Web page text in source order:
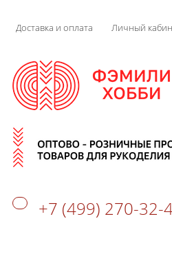
Доставка и оплата Личный
+7 (499) 270-32-